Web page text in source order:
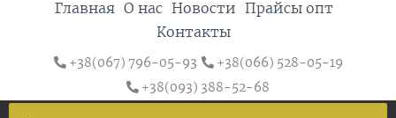
Главная О нас Новости
Прайсы опт
Контакты
+38(067) 796-05-93
+38(066) 528-05-19
+38(093) 388-52-68